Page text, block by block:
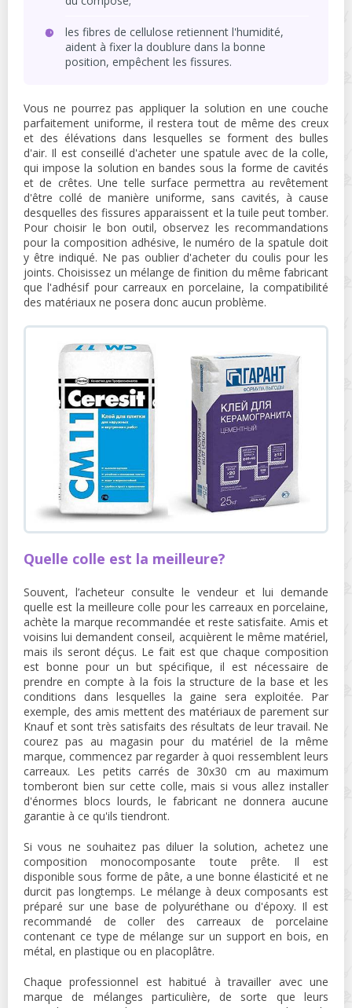
les fibres de cellulose retiennent l'humidité,
aident à fixer la doublure dans la bonne
position, empêchent les fissures.
Vous ne pourrez pas appliquer la solution en une couche
parfaitement uniforme, il restera tout de même des creux
et des élévations dans lesquelles se forment des bulles
d'air. Il est conseillé d'acheter une spatule avec de la colle,
qui impose la solution en bandes sous la forme de cavités
et de crêtes. Une telle surface permettra au revêtement
d'être collé de manière uniforme, sans cavités, à cause
desquelles des fissures apparaissent et la tuile peut tomber.
Pour choisir le bon outil, observez les recommandations
pour la composition adhésive, le numéro de la spatule doit
y être indiqué. Ne pas oublier d'acheter du coulis pour les
joints. Choisissez un mélange de finition du même fabricant
que l'adhésif pour carreaux en porcelaine, la compatibilité
des matériaux ne posera donc aucun problème.
Quelle colle est la meilleure?
Souvent, l’acheteur consulte le vendeur et lui demande
quelle est la meilleure colle pour les carreaux en porcelaine,
achète la marque recommandée et reste satisfaite. Amis et
voisins lui demandent conseil, acquièrent le même matériel,
mais ils seront déçus. Le fait est que chaque composition
est bonne pour un but spécifique, il est nécessaire de
prendre en compte à la fois la structure de la base et les
conditions dans lesquelles la gaine sera exploitée. Par
exemple, des amis mettent des matériaux de parement sur
Knauf et sont très satisfaits des résultats de leur travail. Ne
courez pas au magasin pour du matériel de la même
marque, commencez par regarder à quoi ressemblent leurs
carreaux. Les petits carrés de 30x30 cm au maximum
tomberont bien sur cette colle, mais si vous allez installer
d'énormes blocs lourds, le fabricant ne donnera aucune
garantie à ce qu'ils tiendront.
Si vous ne souhaitez pas diluer la solution, achetez une
composition monocomposante toute prête. Il est
disponible sous forme de pâte, a une bonne élasticité et ne
durcit pas longtemps. Le mélange à deux composants est
préparé sur une base de polyuréthane ou d'époxy. Il est
recommandé de coller des carreaux de porcelaine
contenant ce type de mélange sur un support en bois, en
métal, en plastique ou en placoplâtre.
Chaque professionnel est habitué à travailler avec une
marque de mélanges particulière, de sorte que leurs